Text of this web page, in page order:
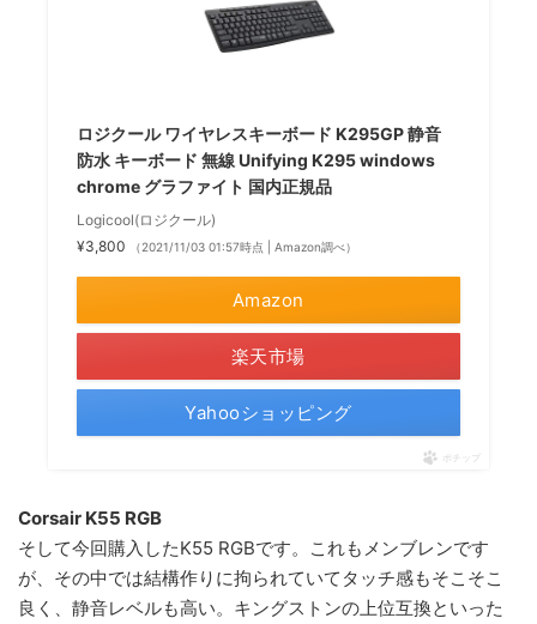
ロジクール ワイヤレスキーボード K295GP 静音
防水 キーボード 無線 Unifying K295 windows
chrome グラファイト 国内正規品
Logicool(ロジクール)
¥3,800
（2021/11/03 01:57時点 | Amazon調べ）
Amazon
楽天市場
Yahooショッピング
ポチップ
Corsair K55 RGB
そして今回購入したK55 RGBです。これもメンブレンです
が、その中では結構作りに拘られていてタッチ感もそこそこ
良く、静音レベルも高い。キングストンの上位互換といった